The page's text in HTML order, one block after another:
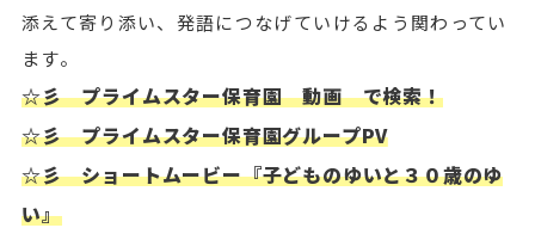
添えて寄り添い、発語につなげていけるよう関わってい
ます。
☆彡 プライムスター保育園 動画 で検索！
☆彡 プライムスター保育園グループPV
☆彡 ショートムービー『子どものゆいと３０歳のゆ
い』